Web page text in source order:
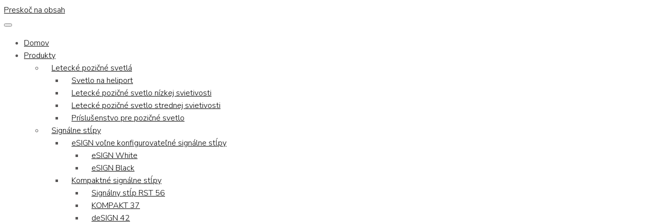
Preskoč na obsah
Domov
Produkty
Letecké pozičné svetlá
Svetlo na heliport
Letecké pozičné svetlo nízkej svietivosti
Letecké pozičné svetlo strednej svietivosti
Príslušenstvo pre pozičné svetlo
Signálne stĺpy
eSIGN voľne konfigurovateľné signálne stĺpy
eSIGN White
eSIGN Black
Kompaktné signálne stĺpy
Signálny stĺp RST 56
KOMPAKT 37
deSIGN 42